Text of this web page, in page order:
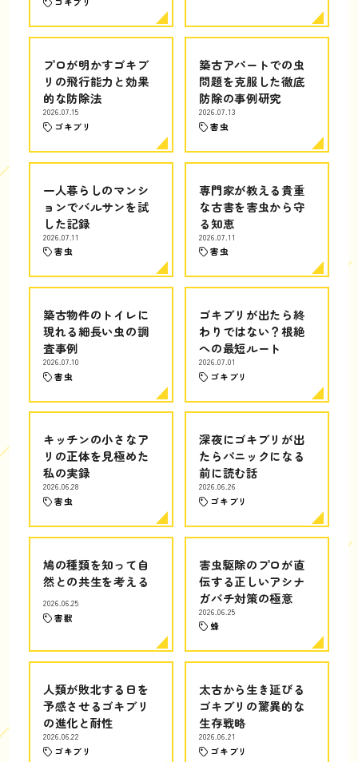
プロが明かすゴキブ
リの飛行能力と効果
的な防除法
2026.07.15
ゴキブリ
築古アパートでの虫
問題を克服した徹底
防除の事例研究
2026.07.13
害虫
一人暮らしのマンシ
ョンでバルサンを試
した記録
2026.07.11
害虫
専門家が教える貴重
な古書を害虫から守
る知恵
2026.07.11
害虫
築古物件のトイレに
現れる細長い虫の調
査事例
2026.07.10
害虫
ゴキブリが出たら終
わりではない？根絶
への最短ルート
2026.07.01
ゴキブリ
キッチンの小さなア
リの正体を見極めた
私の実録
2026.06.28
害虫
深夜にゴキブリが出
たらパニックになる
前に読む話
2026.06.26
ゴキブリ
鳩の種類を知って自
然との共生を考える
2026.06.25
害獣
害虫駆除のプロが直
伝する正しいアシナ
ガバチ対策の極意
2026.06.25
蜂
人類が敗北する日を
予感させるゴキブリ
の進化と耐性
2026.06.22
ゴキブリ
太古から生き延びる
ゴキブリの驚異的な
生存戦略
2026.06.21
ゴキブリ